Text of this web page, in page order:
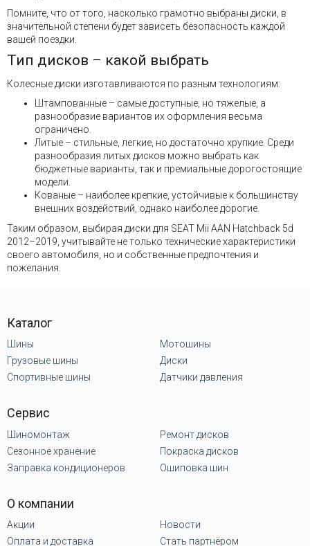
Помните, что от того, насколько грамотно выбраны диски, в
значительной степени будет зависеть безопасность каждой
вашей поездки.
Тип дисков – какой выбрать
Колесные диски изготавливаются по разным технологиям:
Штампованные – самые доступные, но тяжелые, а
разнообразие вариантов их оформления весьма
ограничено.
Литые – стильные, легкие, но достаточно хрупкие. Среди
разнообразия литых дисков можно выбрать как
бюджетные варианты, так и премиальные дорогостоящие
модели.
Кованые – наиболее крепкие, устойчивые к большинству
внешних воздействий, однако наиболее дорогие.
Таким образом, выбирая диски для SEAT Mii AAN Hatchback 5d
2012–2019, учитывайте не только технические характеристики
своего автомобиля, но и собственные предпочтения и
пожелания.
Каталог
Шины
Грузовые шины
Спортивные шины
Мотошины
Диски
Датчики давления
Сервис
Шиномонтаж
Сезонное хранение
Заправка кондиционеров
Ремонт дисков
Покраска дисков
Ошиповка шин
О компании
Акции
Оплата и доставка
Новости
Стать партнёром